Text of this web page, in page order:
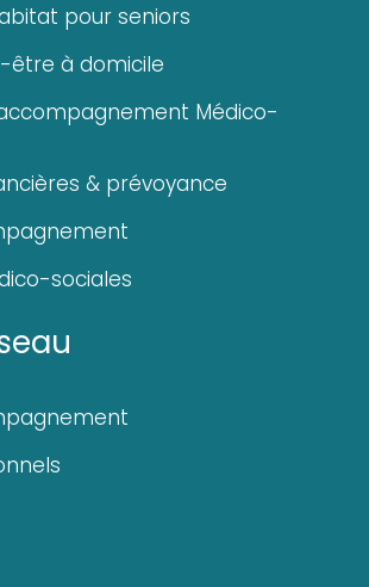
pour seniors
être à domicile
Médico-
& prévoyance
sociales